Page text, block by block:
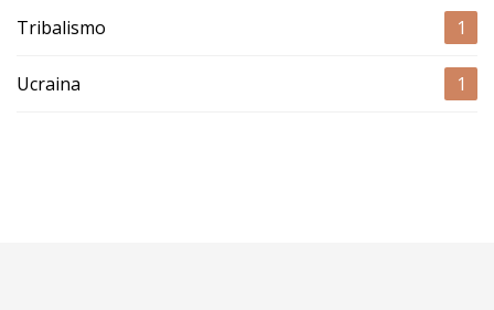
Tribalismo 1
Ucraina 1